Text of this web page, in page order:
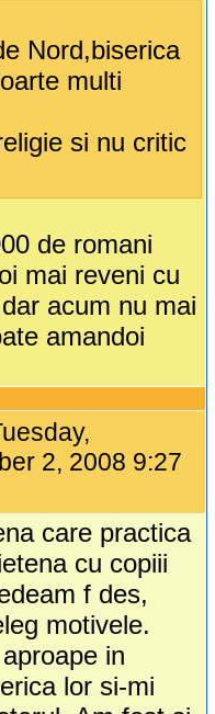
Nord,biserica
multi
si nu critic
de romani
mai reveni cu
acum nu mai
amandoi
2, 2008 9:27
care practica
cu copiii
f des,
motivele.
in
lor si-mi